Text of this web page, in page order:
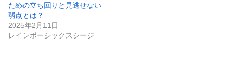
ための立ち回りと見逃せない
弱点とは？
2025年2月11日
レインボーシックスシージ